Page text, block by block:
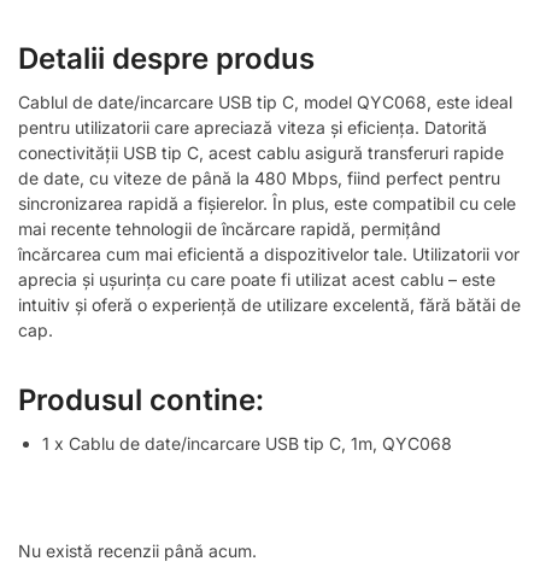
Detalii despre produs
Cablul de date/incarcare USB tip C, model QYC068, este ideal
pentru utilizatorii care apreciază viteza și eficiența. Datorită
conectivității USB tip C, acest cablu asigură transferuri rapide
de date, cu viteze de până la 480 Mbps, fiind perfect pentru
sincronizarea rapidă a fișierelor. În plus, este compatibil cu cele
mai recente tehnologii de încărcare rapidă, permițând
încărcarea cum mai eficientă a dispozitivelor tale. Utilizatorii vor
aprecia și ușurința cu care poate fi utilizat acest cablu – este
intuitiv și oferă o experiență de utilizare excelentă, fără bătăi de
cap.
Produsul contine:
1 x Cablu de date/incarcare USB tip C, 1m, QYC068
Nu există recenzii până acum.